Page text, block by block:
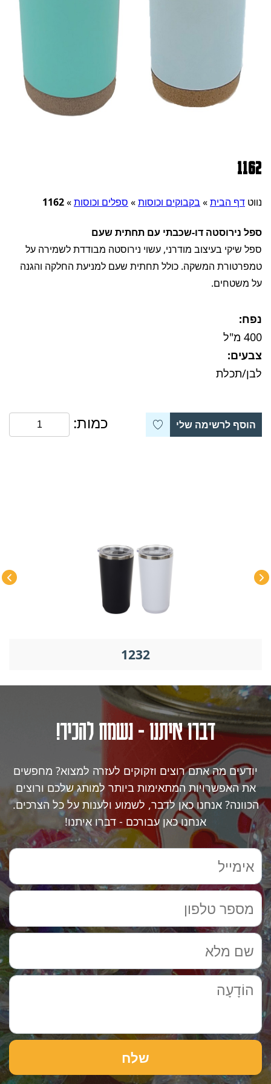
1162
נווט דף הבית» בקבוקים וכוסות» ספלים וכוסות»
1162
ספל נירוסטה דו-שכבתי עם תחתית שעם
ספל שיקי בעיצוב מודרני, עשוי נירוסטה מבודדת לשמירה על
טמפרטורת המשקה. כולל תחתית שעם למניעת החלקה והגנה
על משטחים.
נפח:
400 מ"ל
צבעים:
לבן/תכלת
הוסף לרשימה שלי כמות:
1232
דברו איתנו - נשמח להכיר!
יודעים מה אתם רוצים וזקוקים לעזרה למצוא? מחפשים
את האפשרויות המתאימות ביותר למותג שלכם ורוצים
הכוונה? אנחנו כאן לדבר, לשמוע ולענות על כל הצרכים.
אנחנו כאן עבורכם - דברו איתנו!